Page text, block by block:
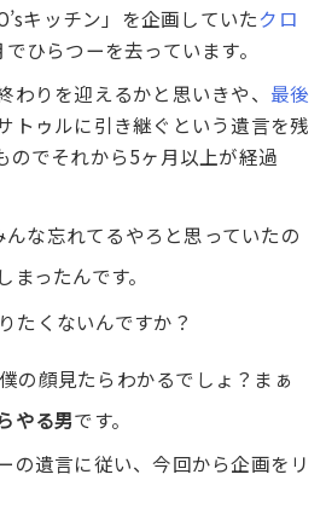
キッチン」を企画していたクロ
ひらつーを去っています。
わりを迎えるかと思いきや、 最後
トゥルに引き継ぐという遺言を残
のでそれから5ヶ月以上が経過
んな忘れてるやろと思っていたの
ったんです。
たくないんですか？
の顔見たらわかるでしょ？まぁ
やる男です。
の遺言に従い、今回から企画をリ